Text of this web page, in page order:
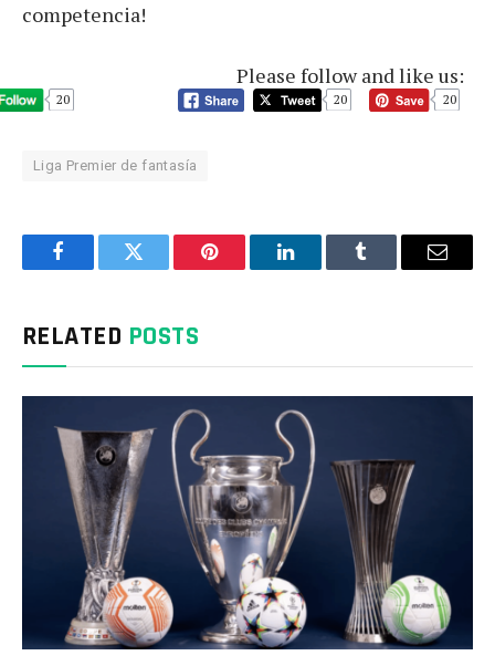
competencia!
Please follow and like us:
20 20 20
Liga Premier de fantasía
FacebookTwitter Pinterest LinkedInTumblr Email
RELATED POSTS